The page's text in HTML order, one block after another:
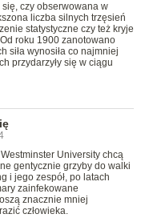
czy obserwowana w
liczba silnych trzęsień
statystyczne czy też kryje
roku 1900 zanotowano
siła wynosiła co najmniej
przydarzyły się w ciągu
University chcą
gentycznie grzyby do walki
i jego zespół, po latach
zainfekowane
znacznie mniej
człowieka.